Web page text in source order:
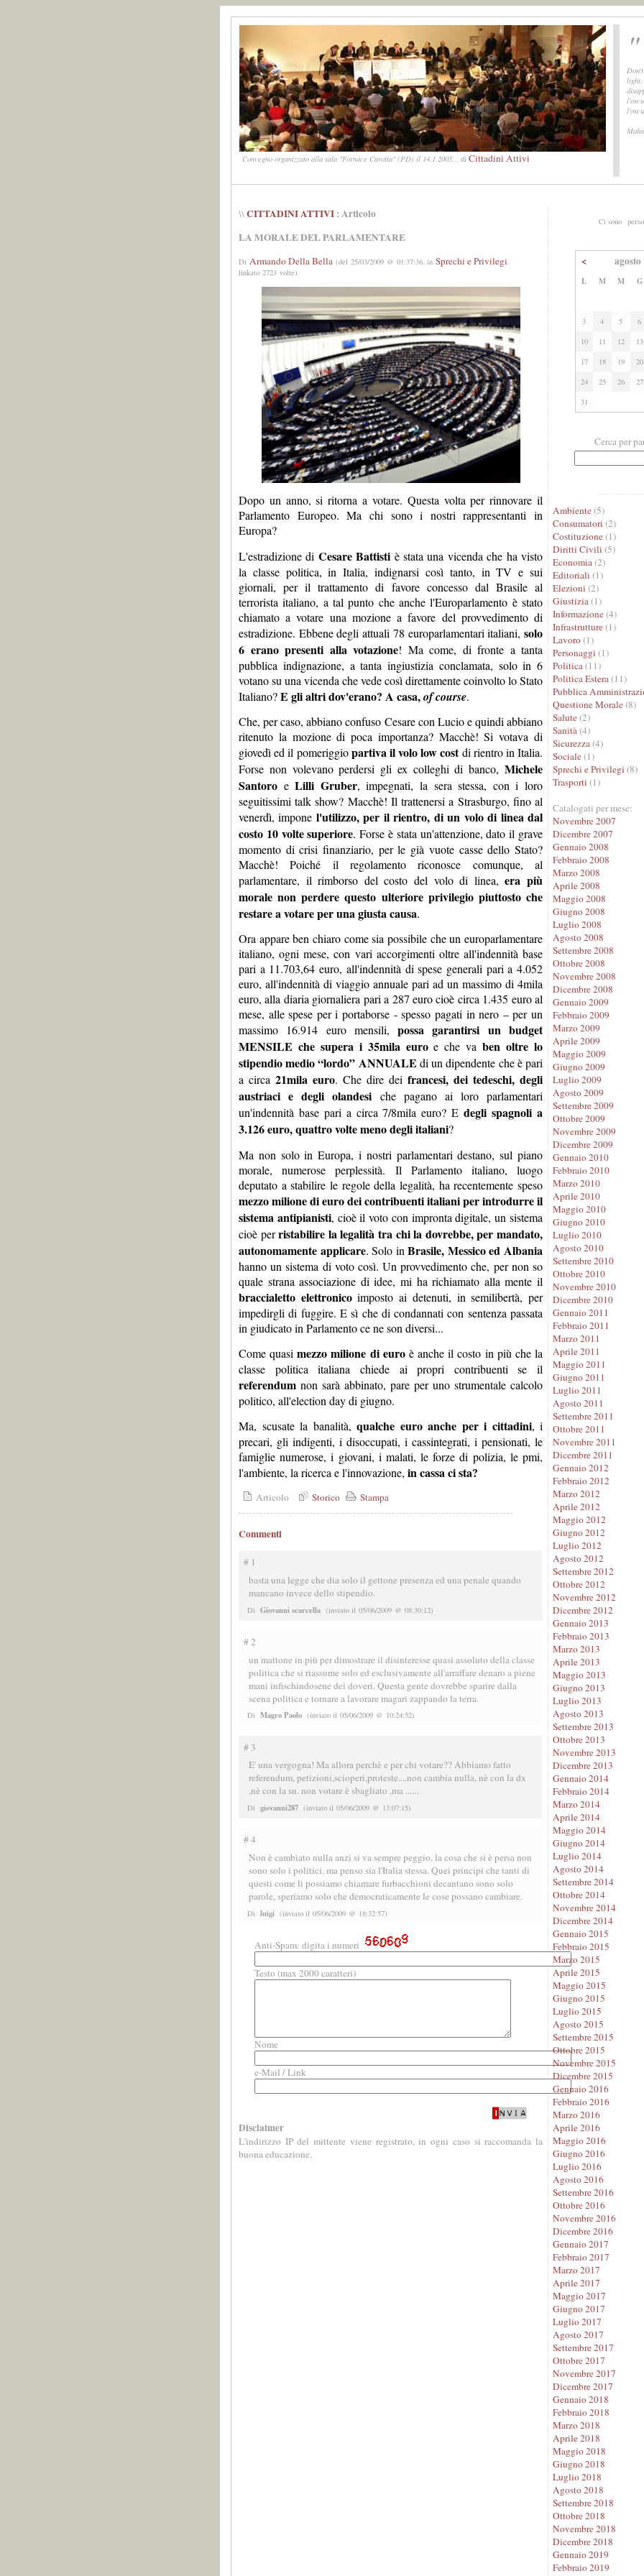
Convegno organizzato alla sala "Fornace Carotta" (PD) il 14.1.2005... di Cittadini Attivi
"
light,
\\CITTADINI ATTIVI : Articolo
LA MORALE DEL PARLAMENTARE
Di Armando Della Bella (del 25/03/2009 @ 01:37:36, in Sprechi e Privilegi
linkato 2723 volte)
Dopo un anno, si ritorna a votare. Questa volta per rinnovare il
Parlamento Europeo. Ma chi sono i nostri rappresentanti in
Europa?
L'estradizione di Cesare Battisti è stata una vicenda che ha visto
la classe politica, in Italia, indignarsi così tanto, in TV e sui
giornali, per il trattamento di favore concesso dal Brasile al
terrorista italiano, a tal punto che anche l'Europarlamento è stato
chiamato a votare una mozione a favore del provvedimento di
estradizione. Ebbene degli attuali 78 europarlamentari italiani, solo
6 erano presenti alla votazione! Ma come, di fronte a tanta
pubblica indignazione, a tanta ingiustizia conclamata, solo in 6
votano su una vicenda che vede così direttamente coinvolto lo Stato
Italiano?E gli altri dov'erano? A casa,of course.
Che, per caso, abbiano confuso Cesare con Lucio e quindi abbiano
ritenuto la mozione di poca importanza? Macchè! Si votava di
giovedì ed il pomeriggiopartiva il volo low costdi rientro in Italia.
Forse non volevano perdersi gli ex colleghi di banco, Michele
Santoro eLilli Gruber, impegnati, la sera stessa, con i loro
seguitissimi talk show? Macchè! Il trattenersi a Strasburgo, fino al
venerdì, impone l'utilizzo, per il rientro, di un volo di linea dal
costo 10 volte superiore. Forse è stata un'attenzione, dato il grave
momento di crisi finanziario, per le già vuote casse dello Stato?
Macchè! Poiché il regolamento riconosce comunque, al
parlamentare, il rimborso del costo del volo di linea,era più
morale non perdere questo ulteriore privilegio piuttosto che
restare a votare per una giusta causa.
Ora appare ben chiaro come sia possibile che un europarlamentare
italiano, ogni mese, con vari accorgimenti oltre all'indennità base
pari a 11.703,64 euro, all'indennità di spese generali pari a 4.052
euro, all'indennità di viaggio annuale pari ad un massimo di 4mila
euro, alla diaria giornaliera pari a 287 euro cioè circa 1.435 euro al
mese, alle spese per i portaborse - spesso pagati in nero – per un
massimo 16.914 euro mensili,possa garantirsi un budget
MENSILE che supera i 35mila euroe che vaben oltre lo
stipendio medio “lordo” ANNUALE di un dipendente che è pari
a circa 21mila euro. Che dire dei francesi, dei tedeschi, degli
austriaci e degli olandesi che pagano ai loro parlamentari
un'indennità base pari a circa 7/8mila euro? Edegli spagnoli a
3.126 euro, quattro volte meno degli italiani?
Ma non solo in Europa, i nostri parlamentari destano, sul piano
morale, numerose perplessità. Il Parlamento italiano, luogo
deputato a stabilire le regole della legalità, ha recentemente speso
mezzo milione di euro dei contribuenti italiani per introdurre il
sistema antipianisti, cioè il voto con impronta digitale, un sistema
cioè perristabilire la legalità tra chi la dovrebbe, per mandato,
autonomamente applicare. Solo inBrasile, Messico ed Albania
hanno un sistema di voto così. Un provvedimento che, per non so
quale strana associazione di idee, mi ha richiamato alla mente il
braccialetto elettronicoimposto ai detenuti, in semilibertà, per
impedirgli di fuggire. E sì che di condannati con sentenza passata
in giudicato in Parlamento ce ne son diversi...
Come quasimezzo milione di euroè anche il costo in più che la
classe politica italiana chiede ai propri contribuenti se il
referendum non sarà abbinato, pare per uno strumentale calcolo
politico, all'election day di giugno.
Ma, scusate la banalità, qualche euro anche per i cittadini, i
precari, gli indigenti, i disoccupati, i cassintegrati, i pensionati, le
famiglie numerose, i giovani, i malati, le forze di polizia, le pmi,
l'ambiente, la ricerca e l'innovazione, in cassa ci sta?
Articolo Storico Stampa
Commenti
# 1
basta una legge che dia solo il gettone presenza ed una penale quando
mancano invece dello stipendio.
DiGiovanni scarcella (inviato il 05/06/2009 @ 08:30:12)
# 2
un mattone in più per dimostrare il disinteresse quasi assoluto della classe
politica che si riassume solo ed esclusivamente all'arraffare denaro a piene
mani infischindosene dei doveri. Questa gente dovrebbe sparire dalla
scena politica e tornare a lavorare magari zappando la terra.
DiMagro Paolo (inviato il 05/06/2009 @ 10:24:52)
# 3
E' una vergogna! Ma allora perchè e per chi votare?? Abbiamo fatto
referendum, petizioni,scioperi,proteste....non cambia nulla, nè con la dx
,nè con la sn. non votare è sbagliato ,ma ......
Digiovanni287 (inviato il 05/06/2009 @ 13:07:15)
# 4
Non è cambiato nulla anzi si va sempre peggio, la cosa che si è persa non
sono solo i politici, ma penso sia l'Italia stessa. Quei principi che tanti di
questi come li possiamo chiamare furbacchioni decantano sono solo
parole, speriamo solo che democraticamente le cose possano cambiare.
Diluigi (inviato il 05/06/2009 @ 18:32:57)
Anti-Spam: digita i numeri
Testo (max 2000 caratteri)
Nome
e-Mail / Link
Disclaimer
L'indirizzo IP del mittente viene registrato, in ogni caso si raccomanda la
buona educazione.
Ci sono
< agosto
L M M G
3
4 5 6
10
11 12 13
17
18 19 20
24
25 26 27
31
Cerca per
Ambiente(5)
Consumatori (2)
Costituzione(1)
Diritti Civili (5)
Economia(2)
Editoriali (1)
Elezioni (2)
Giustizia(1)
Informazione(4)
Infrastrutture(1)
Lavoro(1)
Personaggi (1)
Politica(11)
Politica Estera(11)
Pubblica
Questione Morale(8)
Salute(2)
Sanità(4)
Sicurezza(4)
Sociale(1)
Sprechi e Privilegi (8)
Trasporti (1)
Catalogati per mese:
Novembre 2007
Dicembre 2007
Gennaio 2008
Febbraio 2008
Marzo 2008
Aprile 2008
Maggio 2008
Giugno 2008
Luglio 2008
Agosto 2008
Settembre 2008
Ottobre 2008
Novembre 2008
Dicembre 2008
Gennaio 2009
Febbraio 2009
Marzo 2009
Aprile 2009
Maggio 2009
Giugno 2009
Luglio 2009
Agosto 2009
Settembre 2009
Ottobre 2009
Novembre 2009
Dicembre 2009
Gennaio 2010
Febbraio 2010
Marzo 2010
Aprile 2010
Maggio 2010
Giugno 2010
Luglio 2010
Agosto 2010
Settembre 2010
Ottobre 2010
Novembre 2010
Dicembre 2010
Gennaio 2011
Febbraio 2011
Marzo 2011
Aprile 2011
Maggio 2011
Giugno 2011
Luglio 2011
Agosto 2011
Settembre 2011
Ottobre 2011
Novembre 2011
Dicembre 2011
Gennaio 2012
Febbraio 2012
Marzo 2012
Aprile 2012
Maggio 2012
Giugno 2012
Luglio 2012
Agosto 2012
Settembre 2012
Ottobre 2012
Novembre 2012
Dicembre 2012
Gennaio 2013
Febbraio 2013
Marzo 2013
Aprile 2013
Maggio 2013
Giugno 2013
Luglio 2013
Agosto 2013
Settembre 2013
Ottobre 2013
Novembre 2013
Dicembre 2013
Gennaio 2014
Febbraio 2014
Marzo 2014
Aprile 2014
Maggio 2014
Giugno 2014
Luglio 2014
Agosto 2014
Settembre 2014
Ottobre 2014
Novembre 2014
Dicembre 2014
Gennaio 2015
Febbraio 2015
Marzo 2015
Aprile 2015
Maggio 2015
Giugno 2015
Luglio 2015
Agosto 2015
Settembre 2015
Ottobre 2015
Novembre 2015
Dicembre 2015
Gennaio 2016
Febbraio 2016
Marzo 2016
Aprile 2016
Maggio 2016
Giugno 2016
Luglio 2016
Agosto 2016
Settembre 2016
Ottobre 2016
Novembre 2016
Dicembre 2016
Gennaio 2017
Febbraio 2017
Marzo 2017
Aprile 2017
Maggio 2017
Giugno 2017
Luglio 2017
Agosto 2017
Settembre 2017
Ottobre 2017
Novembre 2017
Dicembre 2017
Gennaio 2018
Febbraio 2018
Marzo 2018
Aprile 2018
Maggio 2018
Giugno 2018
Luglio 2018
Agosto 2018
Settembre 2018
Ottobre 2018
Novembre 2018
Dicembre 2018
Gennaio 2019
Febbraio 2019